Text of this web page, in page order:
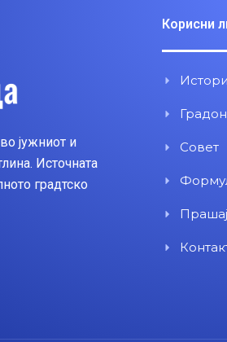
јужниот и
Источната
градтско
Корисни
Совет